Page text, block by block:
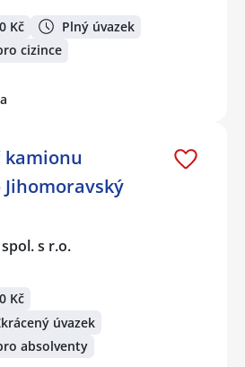
Kč
Plný úvazek
cizince
kamionu
spol. s r.o.
Kč
úvazek
absolventy